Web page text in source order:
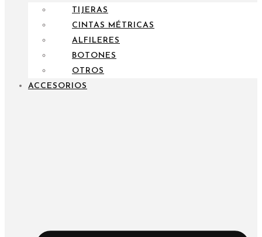
TIJERAS
CINTAS MÉTRICAS
ALFILERES
BOTONES
OTROS
ACCESORIOS